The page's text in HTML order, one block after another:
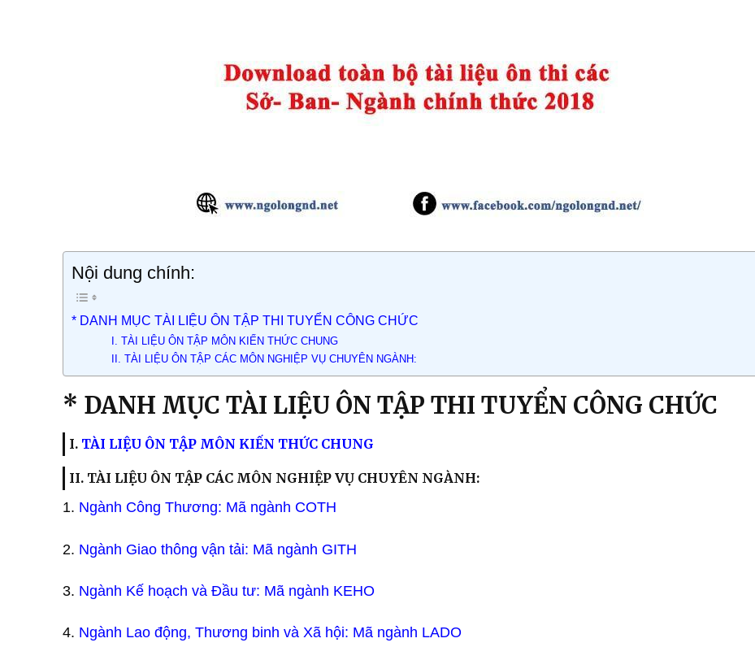
Nội dung chính:
​* DANH MỤC TÀI LIỆU ÔN TẬP THI TUYỂN CÔNG CHỨC
I. TÀI LIỆU ÔN TẬP MÔN KIẾN THỨC CHUNG​
II. TÀI LIỆU ÔN TẬP CÁC MÔN NGHIỆP VỤ CHUYÊN NGÀNH:
​* DANH MỤC TÀI LIỆU ÔN TẬP THI TUYỂN CÔNG CHỨC
I. TÀI LIỆU ÔN TẬP MÔN KIẾN THỨC CHUNG​
II. TÀI LIỆU ÔN TẬP CÁC MÔN NGHIỆP VỤ CHUYÊN NGÀNH:
1. Ngành Công Thương: Mã ngành COTH​
2. Ngành Giao thông vận tải: Mã ngành GITH​
3. Ngành Kế hoạch và Đầu tư: Mã ngành KEHO​
4. Ngành Lao động, Thương binh và Xã hội: Mã ngành LADO​